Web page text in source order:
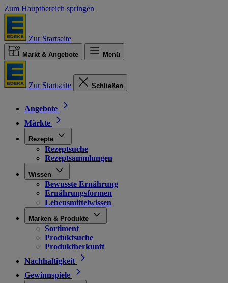
Zum Hauptbereich springen
Zur Startseite
Markt & Angebote Menü
Zur Startseite Schließen
Angebote
Märkte
Rezepte
Rezeptsuche
Rezeptsammlungen
Wissen
Bewusste Ernährung
Ernährungsformen
Lebensmittelwissen
Marken & Produkte
Sortiment
Produktsuche
Produktherkunft
Nachhaltigkeit
Gewinnspiele